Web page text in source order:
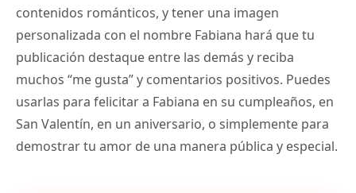
contenidos románticos, y tener una imagen
personalizada con el nombre Fabiana hará que tu
publicación destaque entre las demás y reciba
muchos “me gusta” y comentarios positivos. Puedes
usarlas para felicitar a Fabiana en su cumpleaños, en
San Valentín, en un aniversario, o simplemente para
demostrar tu amor de una manera pública y especial.